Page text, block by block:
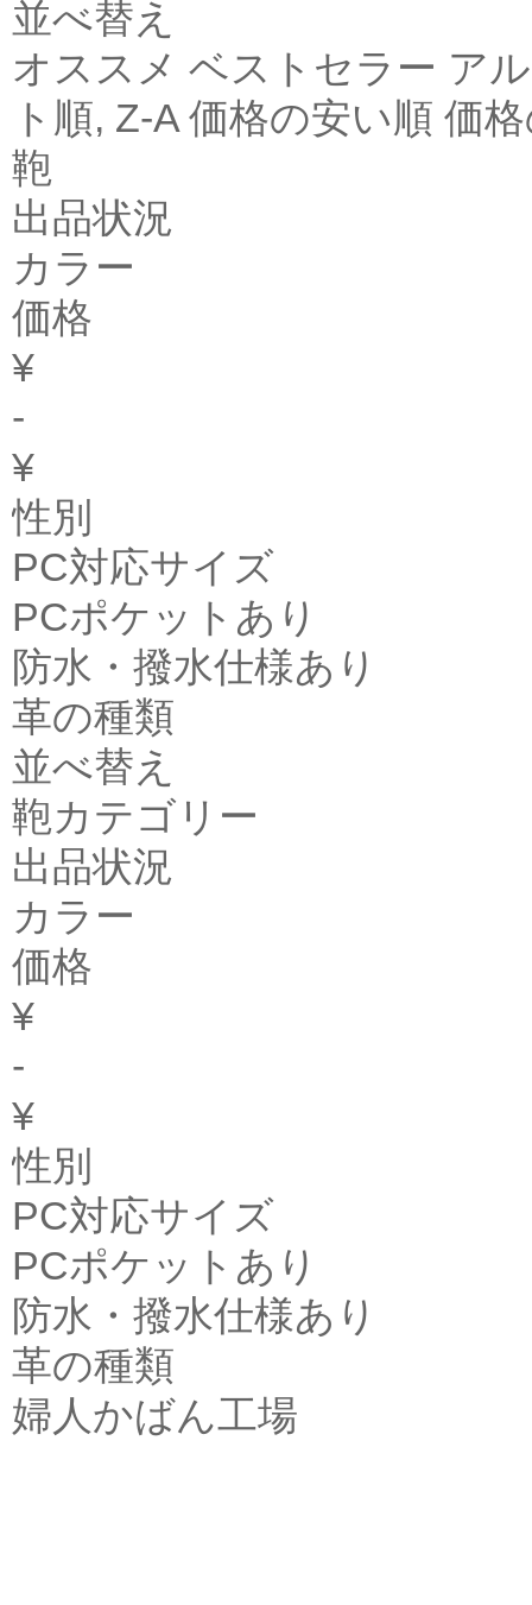
並べ替え
オススメ ベストセラー ア
ト順, Z-A 価格の安い順 価
鞄
出品状況
カラー
価格
¥
-
¥
性別
PC対応サイズ
PCポケットあり
防水・撥水仕様あり
革の種類
並べ替え
鞄カテゴリー
出品状況
カラー
価格
¥
-
¥
性別
PC対応サイズ
PCポケットあり
防水・撥水仕様あり
革の種類
婦人かばん工場